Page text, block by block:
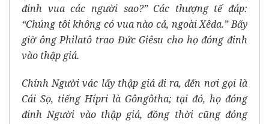
đinh vua các người sao?” Các thượng tế đáp:
“Chúng tôi không có vua nào cả, ngoài Xêda.” Bấy
giờ ông Philatô trao Đức Giêsu cho họ đóng đinh
vào thập giá.
Chính Người vác lấy thập giá đi ra, đến nơi gọi là
Cái Sọ, tiếng Hípri là Gôngôtha; tại đó, họ đóng
đinh Người vào thập giá, đồng thời cũng đóng